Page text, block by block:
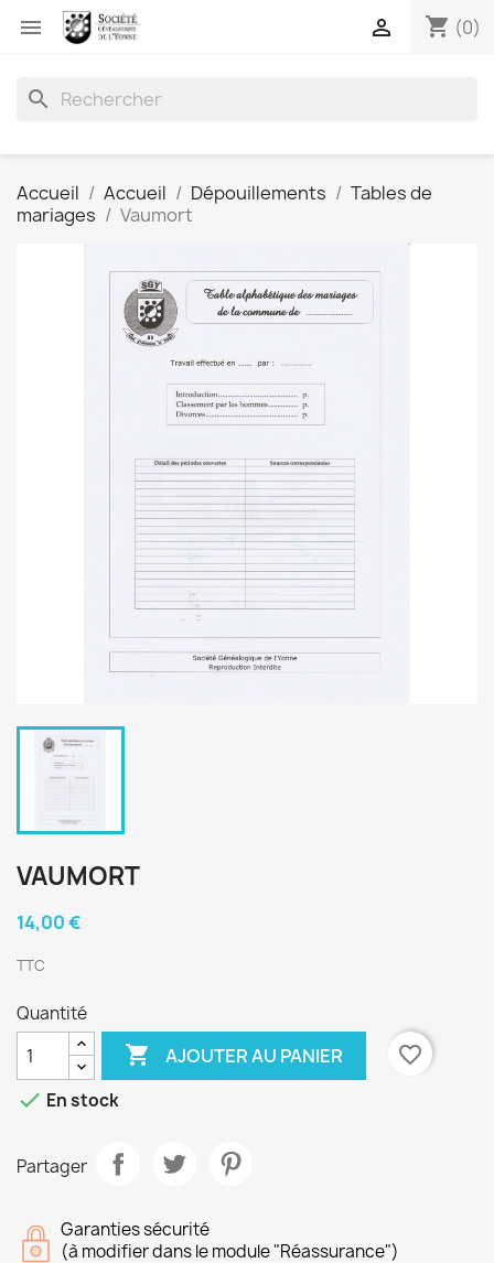
 shopping_cart (0)

search
Accueil Accueil Dépouillements
Tables de
mariages
Vaumort
VAUMORT
14,00 €
TTC
Quantité
 AJOUTER AU PANIER
favorite_border
 En stock
Partager
Garanties sécurité
(à modifier dans le module "Réassurance")